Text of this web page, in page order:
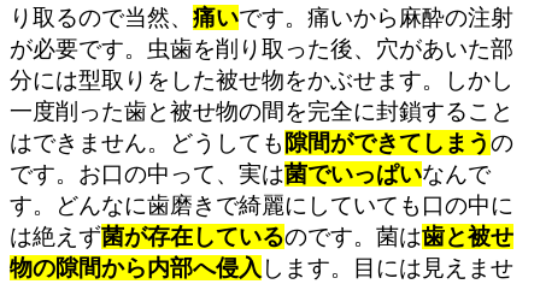
り取るので当然、 痛いです。痛いから麻酔の注射
が必要です。虫歯を削り取った後、穴があいた部
分には型取りをした被せ物をかぶせます。しかし
一度削った歯と被せ物の間を完全に封鎖すること
はできません。どうしても 隙間ができてしまうの
です。お口の中って、実は菌でいっぱいなんで
す。どんなに歯磨きで綺麗にしていても口の中に
は絶えず菌が存在しているのです。菌は歯と被せ
物の隙間から内部へ侵入 します。目には見えませ